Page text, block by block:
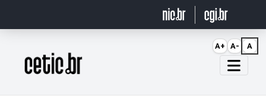
Página inicial
A+ A- A